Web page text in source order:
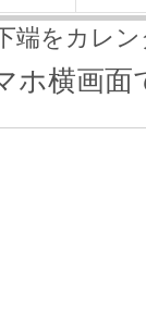
端をカレ
横画面